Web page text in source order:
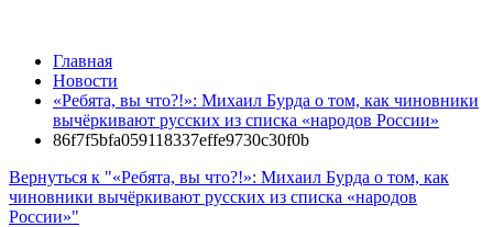
Главная
Новости
«Ребята, вы что?!»: Михаил Бурда о том, как чиновники
вычёркивают русских из списка «народов России»
86f7f5bfa059118337effe9730c30f0b
Вернуться к "«Ребята, вы что?!»: Михаил Бурда о том, как
чиновники вычёркивают русских из списка «народов
России»"